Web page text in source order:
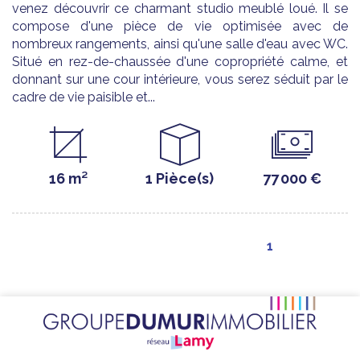
venez découvrir ce charmant studio meublé loué. Il se
compose d'une pièce de vie optimisée avec de
nombreux rangements, ainsi qu'une salle d'eau avec WC.
Situé en rez-de-chaussée d'une copropriété calme, et
donnant sur une cour intérieure, vous serez séduit par le
cadre de vie paisible et...
16 m² 1 Pièce(s) 77 000 €
1